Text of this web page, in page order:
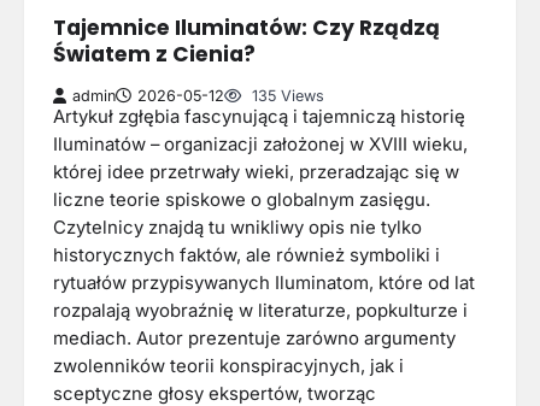
Tajemnice Iluminatów: Czy Rządzą
Światem z Cienia?
admin 2026-05-12 135 Views
Artykuł zgłębia fascynującą i tajemniczą historię
Iluminatów – organizacji założonej w XVIII wieku,
której idee przetrwały wieki, przeradzając się w
liczne teorie spiskowe o globalnym zasięgu.
Czytelnicy znajdą tu wnikliwy opis nie tylko
historycznych faktów, ale również symboliki i
rytuałów przypisywanych Iluminatom, które od lat
rozpalają wyobraźnię w literaturze, popkulturze i
mediach. Autor prezentuje zarówno argumenty
zwolenników teorii konspiracyjnych, jak i
sceptyczne głosy ekspertów, tworząc